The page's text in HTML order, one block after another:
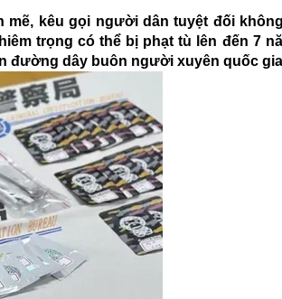
mẽ, kêu gọi người dân tuyệt đối
trọng có thể bị phạt tù lên đến 7
đường dây buôn người xuyên quốc